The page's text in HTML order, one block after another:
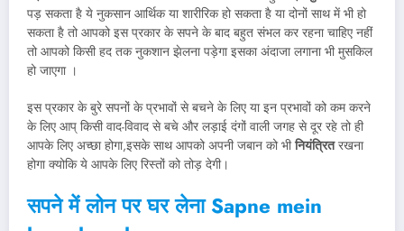
पड़ सकता है ये नुकसान आर्थिक या शारीरिक हो सकता है या दोनों साथ में भी हो
सकता है तो आपको इस प्रकार के सपने के बाद बहुत संभल कर रहना चाहिए नहीं
तो आपको किसी हद तक नुकशान झेलना पड़ेगा इसका अंदाजा लगाना भी मुसकिल
हो जाएगा ।
इस प्रकार के बुरे सपनों के प्रभावों से बचने के लिए या इन प्रभावों को कम करने
के लिए आप् किसी वाद-विवाद से बचे और लड़ाई दंगों वाली जगह से दूर रहे तो ही
आपके लिए अच्छा होगा,इसके साथ आपको अपनी जबान को भीनियंत्रितरखना
होगा क्योकि ये आपके लिए रिस्तों को तोड़ देगी।
सपने में लोन पर घर लेना Sapne mein